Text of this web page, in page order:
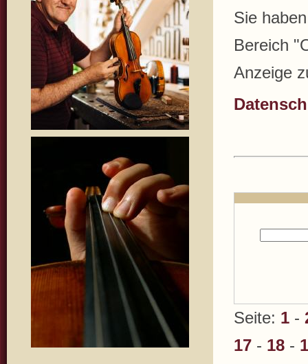
Sie
Bereich
Anzeige
Seite: 1 -
17 - 18 -